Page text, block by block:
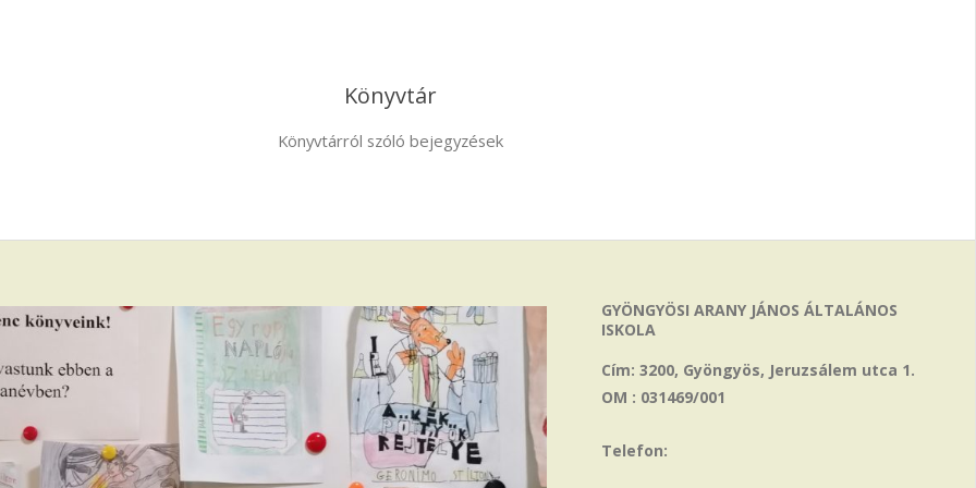
Könyvtár
Könyvtárról szóló bejegyzések
GYÖNGYÖSI ARANY JÁNOS ÁLTALÁNOS
ISKOLA
Cím: 3200, Gyöngyös, Jeruzsálem utca 1.
OM : 031469/001
Telefon: